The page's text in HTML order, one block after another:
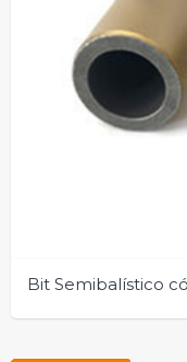
Bit Semibalístico